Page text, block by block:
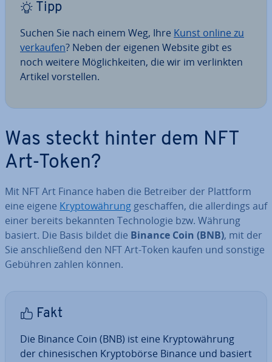
Tipp
Suchen Sie nach einem Weg, Ihre Kunst online zu
verkaufen? Neben der eigenen Website gibt es
noch weitere Mög­lich­kei­ten, die wir im ver­link­ten
Artikel vor­stel­len.
Was steckt hinter dem NFT
Art-Token?
Mit NFT Art Finance haben die Betreiber der Plattform
eine eigene Kryp­to­wäh­rung ge­schaf­fen, die al­ler­dings auf
einer bereits bekannten Tech­no­lo­gie bzw. Währung
basiert. Die Basis bildet die Binance Coin (BNB), mit der
Sie an­schlie­ßend den NFT Art-Token kaufen und sonstige
Gebühren zahlen können.
Fakt
Die Binance Coin (BNB) ist eine Kryp­to­wäh­rung
der chi­ne­si­schen Kryp­to­bör­se Binance und basiert